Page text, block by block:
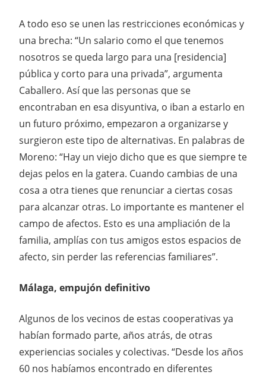
A todo eso se unen las restricciones económicas y
una brecha: “Un salario como el que tenemos
nosotros se queda largo para una [residencia]
pública y corto para una privada”, argumenta
Caballero. Así que las personas que se
encontraban en esa disyuntiva, o iban a estarlo en
un futuro próximo, empezaron a organizarse y
surgieron este tipo de alternativas. En palabras de
Moreno: “Hay un viejo dicho que es que siempre te
dejas pelos en la gatera. Cuando cambias de una
cosa a otra tienes que renunciar a ciertas cosas
para alcanzar otras. Lo importante es mantener el
campo de afectos. Esto es una ampliación de la
familia, amplías con tus amigos estos espacios de
afecto, sin perder las referencias familiares”.
Málaga, empujón definitivo
Algunos de los vecinos de estas cooperativas ya
habían formado parte, años atrás, de otras
experiencias sociales y colectivas. “Desde los años
60 nos habíamos encontrado en diferentes